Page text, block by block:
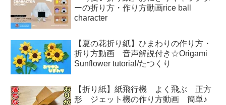
ーの折り方・作り方動画rice ball
character
【夏の花折り紙】ひまわりの作り方・
折り方動画 音声解説付き☆Origami
Sunflower tutorial/たつくり
【折り紙】紙飛行機 よく飛ぶ 正方
形 ジェット機の作り方動画 簡単♪